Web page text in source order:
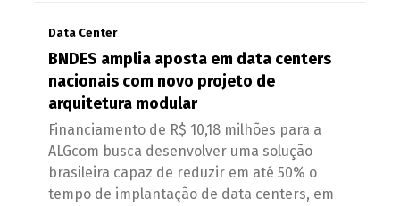
Data Center
BNDES amplia aposta em data centers
nacionais com novo projeto de
arquitetura modular
Financiamento de R$ 10,18 milhões para a
ALGcom busca desenvolver uma solução
brasileira capaz de reduzir em até 50% o
tempo de implantação de data centers, em